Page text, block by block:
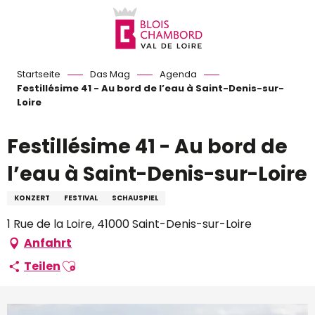
Startseite Das Mag
Agenda
Festillésime 41 - Au bord de l’eau à Saint-Denis-sur-
Loire
Festillésime 41 - Au bord de
l’eau à Saint-Denis-sur-Loire
KONZERT FESTIVAL SCHAUSPIEL
1 Rue de la Loire, 41000 Saint-Denis-sur-Loire
Anfahrt
TeilenAjouter aux favoris